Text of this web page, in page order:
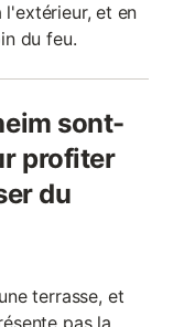
l'extérieur, et en
du feu.
sont-
profiter
du
terrasse, et
pas la